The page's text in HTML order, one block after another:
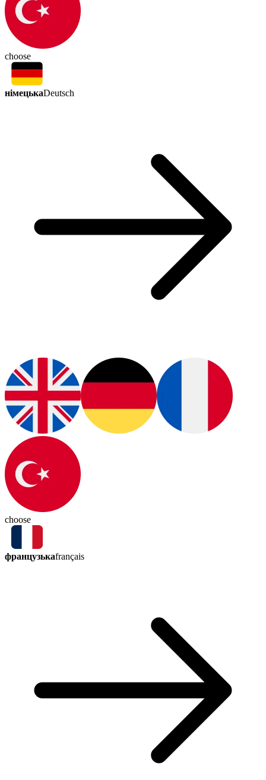
choose
німецькаDeutsch
choose
французькаfrançais